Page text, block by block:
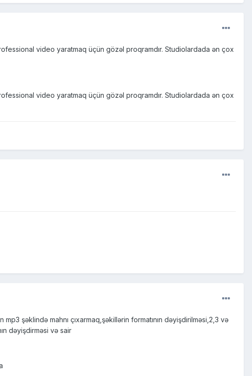
video yaratmaq üçün gözəl proqramdır. Studiolardada ən çox
video yaratmaq üçün gözəl proqramdır. Studiolardada ən çox
şəklində mahnı çıxarmaq,şəkillərin formatının dəyişdirilməsi,2,3 və
dəyişdirməsi və sair